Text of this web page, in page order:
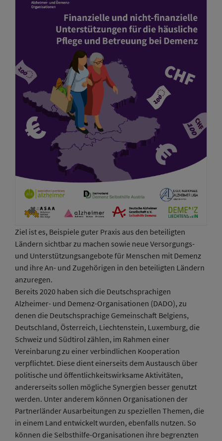
Ziel ist es, Beispiele guter Praxis aus den beteiligten
Ländern sichtbar zu machen sowie neue Versorgungs-
und Unterstützungsangebote für Menschen mit Demenz
und ihre An- und Zugehörigen in den beteiligten Ländern
anzuregen.
Bereits 2020 haben sich die Deutschsprachigen
Alzheimer- und Demenz-Organisationen (DADO), zu
denen die Deutschsprachige Gemeinschaft Belgiens,
Deutschland, Österreich, Liechtenstein, Luxemburg, die
Schweiz und Südtirol zählen, im Rahmen einer
Vereinbarung zu einer verbindlichen Kooperation
verpflichtet. Diese dient einerseits dem Austausch über
politische und öffentlichkeitswirksame Aktivitäten,
andererseits sollen mögliche Synergien besser genutzt
werden. Unter anderem können Organisationen der
Partnerländer Ausarbeitungen zu speziellen Themen, die
in einem Land entwickelt wurden, ebenfalls nutzen. So
können die Selbsthilfe-Organisationen ihre begrenzten